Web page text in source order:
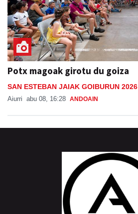
Potx magoak girotu du goiza
SAN ESTEBAN JAIAK GOIBURUN 2026
Aiurri abu 08, 16:28 ANDOAIN